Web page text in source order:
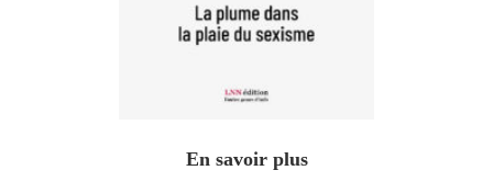
En savoir plus